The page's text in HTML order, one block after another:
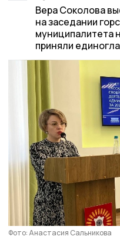
Вера Соколова
на заседании
муниципалитета
приняли
Фото: Анастасия Сальникова